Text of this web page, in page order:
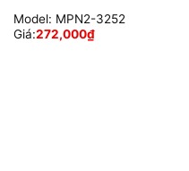
Model: MPN2-3252
Giá:272,000₫